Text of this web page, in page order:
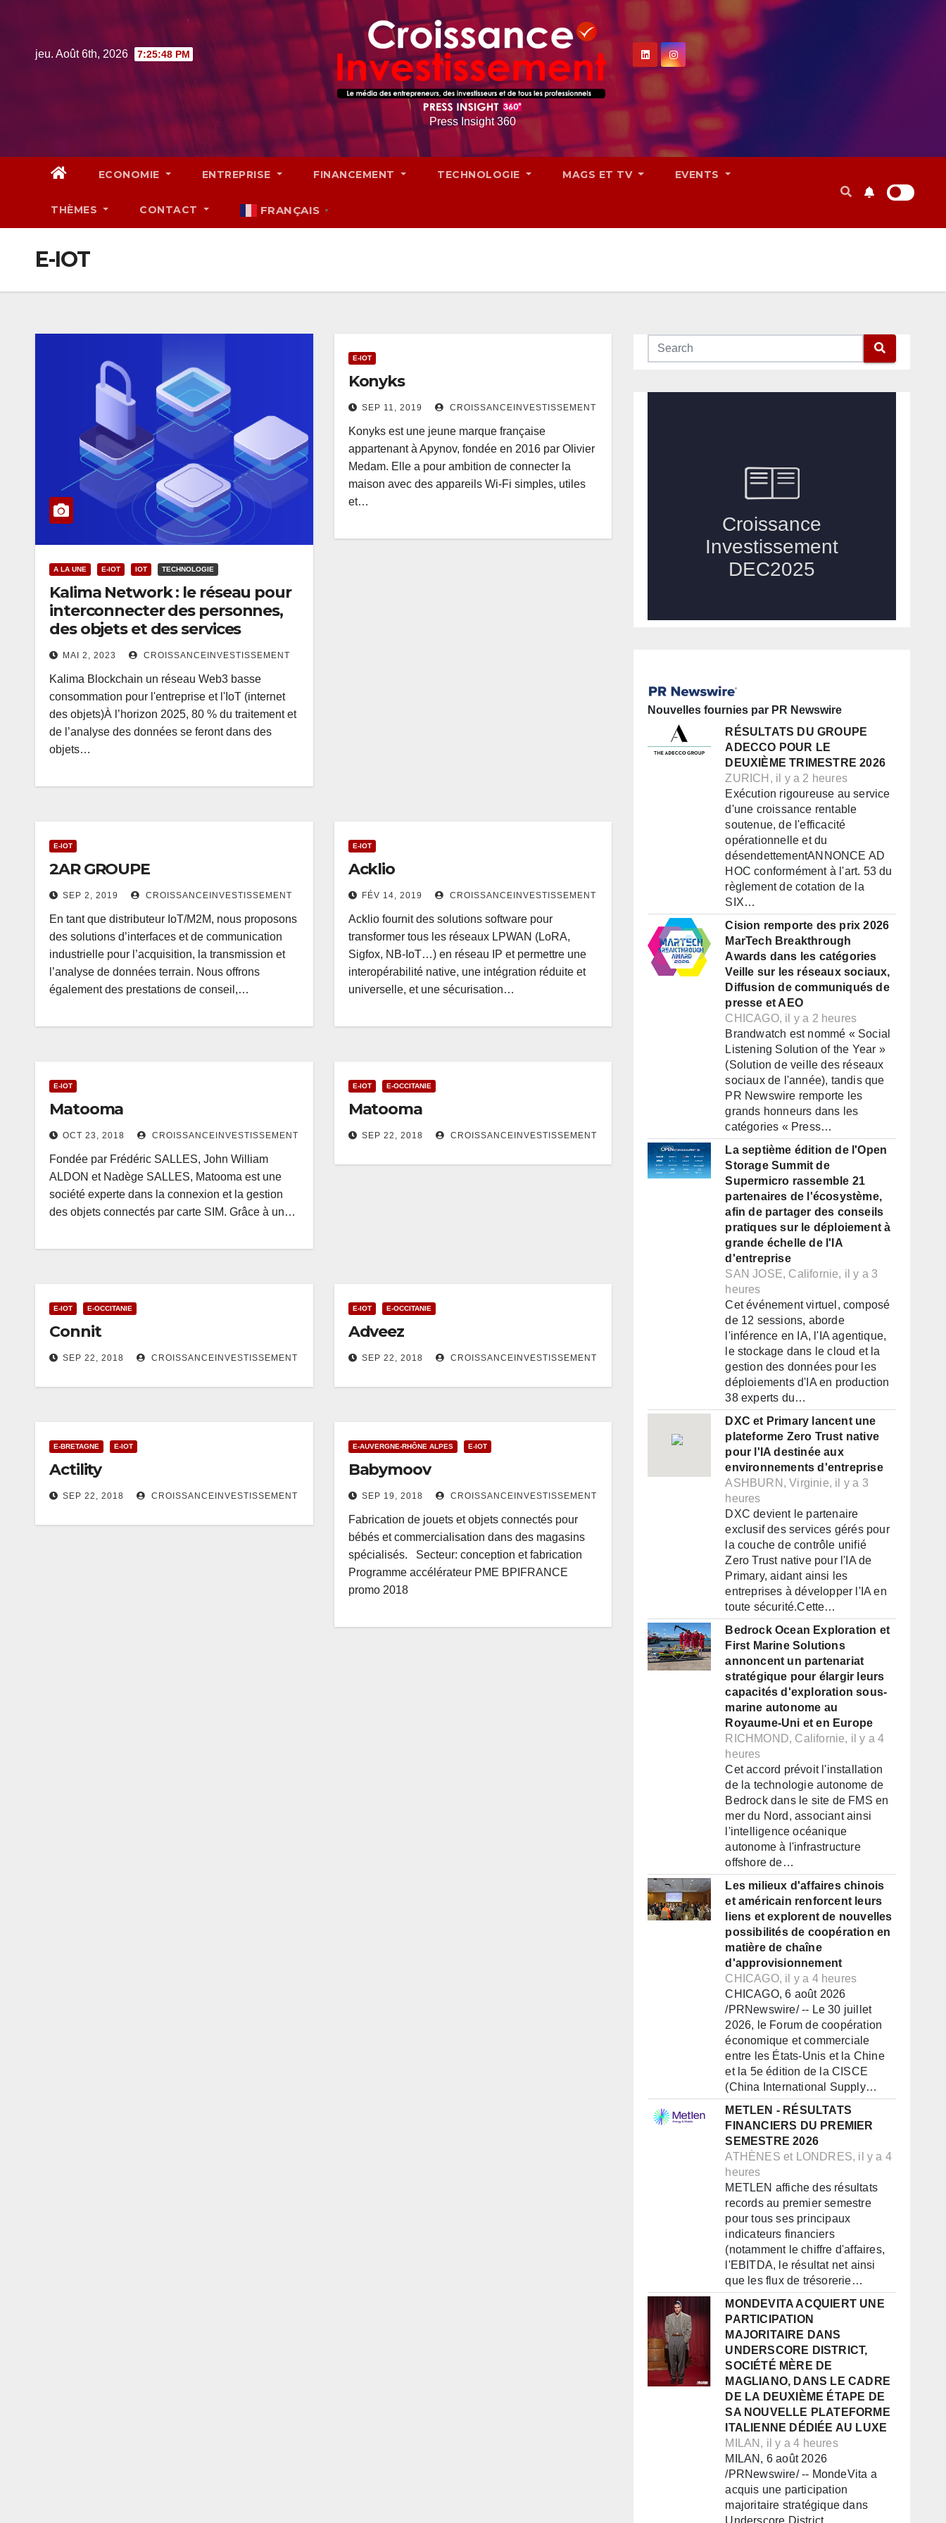
jeu. Août 6th, 2026 7:25:49 PM
Press Insight 360
ECONOMIE ENTREPRISE FINANCEMENT TECHNOLOGIE MAGS ET TV EVENTS
THÈMES CONTACT FRANÇAIS ▼
E-IOT
A LA UNE E-IOT IOT TECHNOLOGIE
Kalima Network : le réseau pour
interconnecter des personnes,
des objets et des services
MAI 2, 2023 CROISSANCEINVESTISSEMENT
Kalima Blockchain un réseau Web3 basse
consommation pour l'entreprise et l'IoT (internet
des objets)À l’horizon 2025, 80 % du traitement et
de l’analyse des données se feront dans des
objets…
E-IOT
Konyks
SEP 11, 2019 CROISSANCEINVESTISSEMENT
Konyks est une jeune marque française
appartenant à Apynov, fondée en 2016 par Olivier
Medam. Elle a pour ambition de connecter la
maison avec des appareils Wi-Fi simples, utiles
et…
E-IOT
2AR GROUPE
SEP 2, 2019 CROISSANCEINVESTISSEMENT
En tant que distributeur IoT/M2M, nous proposons
des solutions d’interfaces et de communication
industrielle pour l’acquisition, la transmission et
l’analyse de données terrain. Nous offrons
également des prestations de conseil,…
E-IOT
Acklio
FÉV 14, 2019 CROISSANCEINVESTISSEMENT
Acklio fournit des solutions software pour
transformer tous les réseaux LPWAN (LoRA,
Sigfox, NB-IoT…) en réseau IP et permettre une
interopérabilité native, une intégration réduite et
universelle, et une sécurisation…
E-IOT
Matooma
OCT 23, 2018 CROISSANCEINVESTISSEMENT
Fondée par Frédéric SALLES, John William
ALDON et Nadège SALLES, Matooma est une
société experte dans la connexion et la gestion
des objets connectés par carte SIM. Grâce à un…
E-IOT E-OCCITANIE
Matooma
SEP 22, 2018 CROISSANCEINVESTISSEMENT
E-IOT E-OCCITANIE
Connit
SEP 22, 2018 CROISSANCEINVESTISSEMENT
E-IOT E-OCCITANIE
Adveez
SEP 22, 2018 CROISSANCEINVESTISSEMENT
E-BRETAGNE E-IOT
Actility
SEP 22, 2018 CROISSANCEINVESTISSEMENT
E-AUVERGNE-RHÔNE ALPES E-IOT
Babymoov
SEP 19, 2018 CROISSANCEINVESTISSEMENT
Fabrication de jouets et objets connectés pour
bébés et commercialisation dans des magasins
spécialisés. Secteur: conception et fabrication
Programme accélérateur PME BPIFRANCE
promo 2018
Nouvelles fournies par PR Newswire
RÉSULTATS DU GROUPE
ADECCO POUR LE
DEUXIÈME TRIMESTRE 2026
ZURICH, il y a 2 heures
Exécution rigoureuse au service
d'une croissance rentable
soutenue, de l'efficacité
opérationnelle et du
désendettementANNONCE AD
HOC conformément à l'art. 53 du
règlement de cotation de la
SIX…
Cision remporte des prix 2026
MarTech Breakthrough
Awards dans les catégories
Veille sur les réseaux sociaux,
Diffusion de communiqués de
presse et AEO
CHICAGO, il y a 2 heures
Brandwatch est nommé « Social
Listening Solution of the Year »
(Solution de veille des réseaux
sociaux de l'année), tandis que
PR Newswire remporte les
grands honneurs dans les
catégories « Press…
La septième édition de l'Open
Storage Summit de
Supermicro rassemble 21
partenaires de l'écosystème,
afin de partager des conseils
pratiques sur le déploiement à
grande échelle de l'IA
d'entreprise
SAN JOSE, Californie, il y a 3
heures
Cet événement virtuel, composé
de 12 sessions, aborde
l'inférence en IA, l'IA agentique,
le stockage dans le cloud et la
gestion des données pour les
déploiements d'IA en production
38 experts du…
DXC et Primary lancent une
plateforme Zero Trust native
pour l'IA destinée aux
environnements d'entreprise
ASHBURN, Virginie, il y a 3
heures
DXC devient le partenaire
exclusif des services gérés pour
la couche de contrôle unifié
Zero Trust native pour l'IA de
Primary, aidant ainsi les
entreprises à développer l'IA en
toute sécurité.Cette…
Bedrock Ocean Exploration et
First Marine Solutions
annoncent un partenariat
stratégique pour élargir leurs
capacités d'exploration sous-
marine autonome au
Royaume-Uni et en Europe
RICHMOND, Californie, il y a 4
heures
Cet accord prévoit l'installation
de la technologie autonome de
Bedrock dans le site de FMS en
mer du Nord, associant ainsi
l'intelligence océanique
autonome à l'infrastructure
offshore de…
Les milieux d'affaires chinois
et américain renforcent leurs
liens et explorent de nouvelles
possibilités de coopération en
matière de chaîne
d'approvisionnement
CHICAGO, il y a 4 heures
CHICAGO, 6 août 2026
/PRNewswire/ -- Le 30 juillet
2026, le Forum de coopération
économique et commerciale
entre les États-Unis et la Chine
et la 5e édition de la CISCE
(China International Supply…
METLEN - RÉSULTATS
FINANCIERS DU PREMIER
SEMESTRE 2026
ATHÈNES et LONDRES, il y a 4
heures
METLEN affiche des résultats
records au premier semestre
pour tous ses principaux
indicateurs financiers
(notamment le chiffre d'affaires,
l'EBITDA, le résultat net ainsi
que les flux de trésorerie…
MONDEVITA ACQUIERT UNE
PARTICIPATION
MAJORITAIRE DANS
UNDERSCORE DISTRICT,
SOCIÉTÉ MÈRE DE
MAGLIANO, DANS LE CADRE
DE LA DEUXIÈME ÉTAPE DE
SA NOUVELLE PLATEFORME
ITALIENNE DÉDIÉE AU LUXE
MILAN, il y a 4 heures
MILAN, 6 août 2026
/PRNewswire/ -- MondeVita a
acquis une participation
majoritaire stratégique dans
Underscore District,